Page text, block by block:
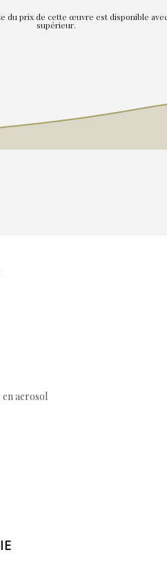
du prix de cette œuvre est disponible
supérieur.
aerosol